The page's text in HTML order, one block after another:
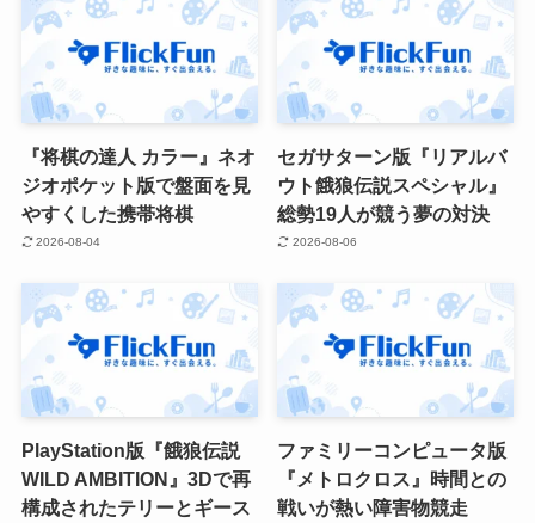
『将棋の達人 カラー』ネオ
ジオポケット版で盤面を見
やすくした携帯将棋
2026-08-04
セガサターン版『リアルバ
ウト餓狼伝説スペシャル』
総勢19人が競う夢の対決
2026-08-06
PlayStation版『餓狼伝説
WILD AMBITION』3Dで再
構成されたテリーとギース
ファミリーコンピュータ版
『メトロクロス』時間との
戦いが熱い障害物競走